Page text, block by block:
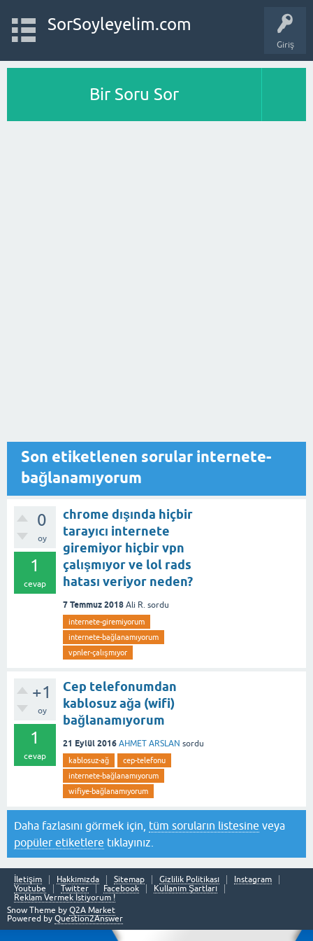
Giriş
SorSoyleyelim.com
Bir Soru Sor
Son etiketlenen sorular internete-
bağlanamıyorum
0
oy
1
cevap
chrome dışında hiçbir
tarayıcı internete
giremiyor hiçbir vpn
çalışmıyor ve lol rads
hatası veriyor neden?
7 Temmuz 2018 Ali R. sordu
internete-giremiyorum
internete-bağlanamıyorum
vpnler-çalışmıyor
+1
oy
1
cevap
Cep telefonumdan
kablosuz ağa (wifi)
bağlanamıyorum
21 Eylül 2016 AHMET ARSLAN sordu
kablosuz-ağ
cep-telefonu
internete-bağlanamıyorum
wifiye-bağlanamıyorum
Daha fazlasını görmek için, tüm soruların listesine veya
popüler etiketlere tıklayınız.
İletişim Hakkımızda Sitemap Gizlilik Politikası
Instagram
Youtube
Twitter Facebook
Kullanım Şartları
Reklam Vermek İstiyorum !
Snow Theme by Q2A Market
Powered by Question2Answer